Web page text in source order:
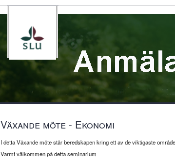
Växande möte - Ekonomi
I detta Växande möte står beredskapen kring ett av de viktigaste
Varmt välkommen på detta seminarium